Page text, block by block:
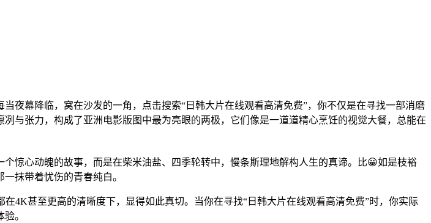
夜幕降临，窝在沙发的一角，点击搜索“日韩大片在线观看高清免费”，你不仅是在寻找一部消磨
与张力，构成了亚洲电影版图中最为亮眼的两极，它们像是一道道精心烹饪的视觉大餐，总能在
惊心动魄的故事，而是在柴米油盐、四季轮转中，慢条斯理地解构人生的真谛。比😀如是枝裕
抹带着忧伤的青春纯白。
4K甚至更高的清晰度下，显得如此真切。当你在寻找“日韩大片在线观看高清免费”时，你实际
。